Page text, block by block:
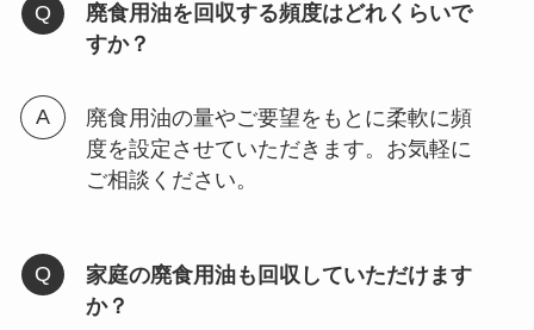
廃食用油を回収する頻度はどれくらいで
すか？
廃食用油の量やご要望をもとに柔軟に頻
度を設定させていただきます。お気軽に
ご相談ください。
家庭の廃食用油も回収していただけます
か？